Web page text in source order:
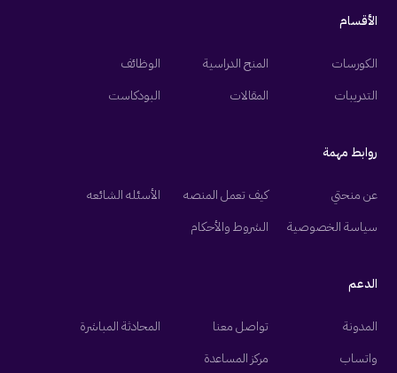
الأقسام
الكورسات المنح الدراسية
الوظائف
التدريبات
المقالات البودكاست
روابط مهمة
عن منحتي كيف تعمل المنصه
الأسئله الشائعه
سياسة الخصوصية
الشروط والأحكام
الدعم
المدونة تواصل معنا
المحادثة المباشرة
واتساب
مركز المساعدة